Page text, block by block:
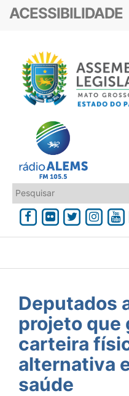
ACESSIBILIDADE
Deputados
projeto que
carteira
alternativa
saúde